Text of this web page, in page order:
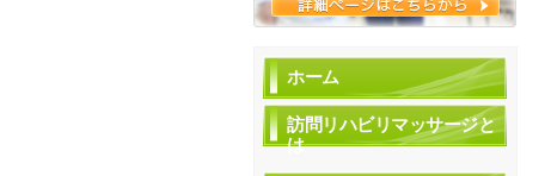
ホーム
訪問リハビリマッサージと
は